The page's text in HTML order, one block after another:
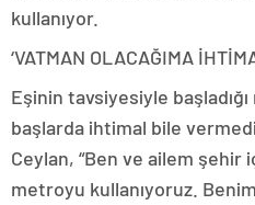
kullanıyor.
‘VATMAN OLACAĞIMA
Eşinin tavsiyesiyle
başlarda ihtimal bile
Ceylan, “Ben ve ailem şehir
metroyu kullanıyoruz.